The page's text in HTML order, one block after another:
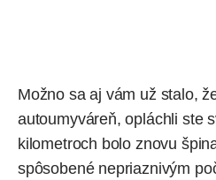
Možno sa aj vám už stalo,
autoumyváreň, opláchli ste
kilometroch bolo znovu
spôsobené nepriaznivým